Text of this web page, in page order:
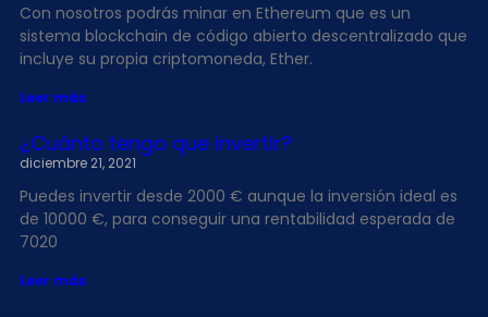
Con nosotros podrás minar en Ethereum que es un
sistema blockchain de código abierto descentralizado que
incluye su propia criptomoneda, Ether.
Leer más
¿Cuánto tengo que invertir?
diciembre 21, 2021
Puedes invertir desde 2000 € aunque la inversión ideal es
de 10000 €, para conseguir una rentabilidad esperada de
7020
Leer más